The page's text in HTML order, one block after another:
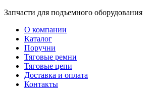
Перейти
содержимому
Запчасти для подъемного оборудования
О компании
Каталог
Поручни
Тяговые ремни
Тяговые цепи
Доставка и оплата
Контакты